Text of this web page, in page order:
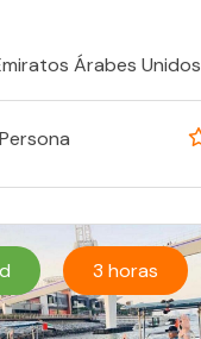
Árabes Unidos
Persona
3 horas